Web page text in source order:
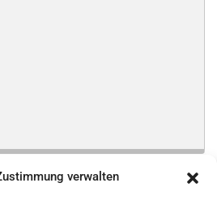
verwalten